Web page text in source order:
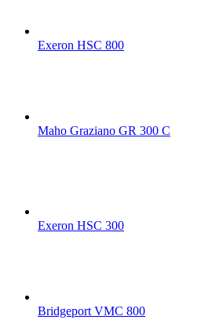
Exeron HSC 800
Maho Graziano GR 300 C
Exeron HSC 300
Bridgeport VMC 800